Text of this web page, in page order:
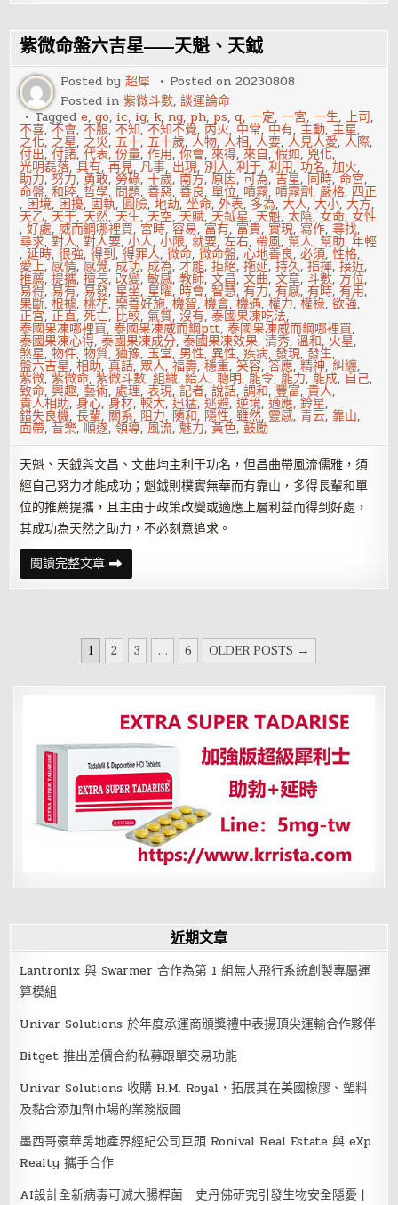
解
析
——
卷
舌
紫微命盤六吉星——天魁、天鉞
Posted by超犀 Posted on20230808
Posted in紫微斗數,談運論命
Taggede,go, ic, ig, k, ng, ph, ps,q,一定,一宮,一生,上司,
不喜,不會,不服,不知,不知不覺, 丙火, 中常, 中有,主動,主星,
之化, 之星, 之災,五十,五十歲,人物,人相,人要,人見人愛,人際,
付出,付諸,代表,份量,作用,你會,來得,來自,假如, 兇化,
光明磊落,具有,再見,凡事, 出現, 別人,利于,利用,功名,加火,
助力,努力, 勇敢,勞碌,十歲,南方,原因,可為,吉星, 同時,命宮,
命盤,和睦,哲學, 問題,善惡,善良,單位, 噴霧, 噴霧劑,嚴格, 四正
, 困境, 困擾, 固執, 圓臉,地劫,坐命,外表, 多為,大人,大小,大方,
天乙, 天干, 天然, 天生, 天空, 天賦, 天鉞星, 天魁,太陰,女命,女性
,好處,威而鋼哪裡買, 宮時,容易, 富有, 富貴,實現,寫作,尋找,
尋求,對人,對人要,小人,小限,就要,左右,帶風,幫人,幫助,年輕
,延時,很強,得到,得罪人,微命,微命盤,心地善良,必須,性格,
愛上,感情,感覺, 成功, 成為,才能,拒絕,拖延,持久,指揮,接近,
推薦,提攜,擅長, 改變,敏感,教師,文昌,文曲,文章,斗數, 方位,
易得,易有,易發, 星坐, 星曜, 時會,智慧,有力,有感,有時,有用,
果斷,根據,桃花,樂善好施,機智,機會,機遇,權力,權祿,欲強,
正宮,正直,死亡, 比較,氣質,沒有,泰國果凍吃法,
泰國果凍哪裡買,泰國果凍威而鋼ptt,泰國果凍威而鋼哪裡買,
泰國果凍心得,泰國果凍成分,泰國果凍效果,清秀,溫和, 火星,
煞星,物件,物質,猶豫,玉堂, 男性,異性,疾病,發現,發生,
盤六吉星,相助,真話,眾人,福壽,穩重,笑容,答應,精神, 糾纏,
紫微,紫微命,紫微斗數,組織,給人,聰明, 能令, 能力, 能成, 自己,
致命,興趣,藝術,處理,表現,記者,說話,調和, 豐富,貴人,
貴人相助,身心,身材,較大,迅猛,逃避,逆境,適應,鈴星,
錯失良機,長輩, 關系, 阻力, 隨和, 隱性,雖然, 靈感,青云,靠山,
面帶,音樂,順遂,領導, 風流, 魅力,黃色,鼓勵
天魁、天鉞與文昌、文曲均主利于功名，但昌曲帶風流儒雅，須
經自己努力才能成功；魁鉞則樸實無華而有靠山，多得長輩和單
位的推薦提攜，且主由于政策改變或適應上層利益而得到好處，
其成功為天然之助力，不必刻意追求。
閱讀完整文章紫
微
命
星
——
天
天
1 2 3 ... 6 OLDER POSTS →
近期文章
Lantronix 與 Swarmer 合作為第 1 組無人飛行系統創製專屬運
算模組
Univar Solutions 於年度承運商頒獎禮中表揚頂尖運輸合作夥伴
Bitget 推出差價合約私募跟單交易功能
Univar Solutions 收購 H.M. Royal，拓展其在美國橡膠、塑料
及黏合添加劑市場的業務版圖
墨西哥豪華房地產界經紀公司巨頭 Ronival Real Estate 與 eXp
Realty 攜手合作
AI設計全新病毒可滅大腸桿菌 史丹佛研究引發生物安全隱憂 |